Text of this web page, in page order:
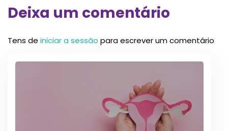
Deixa um comentário
Tens de iniciar a sessão para escrever um comentário